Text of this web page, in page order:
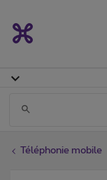
Téléphonie mobile